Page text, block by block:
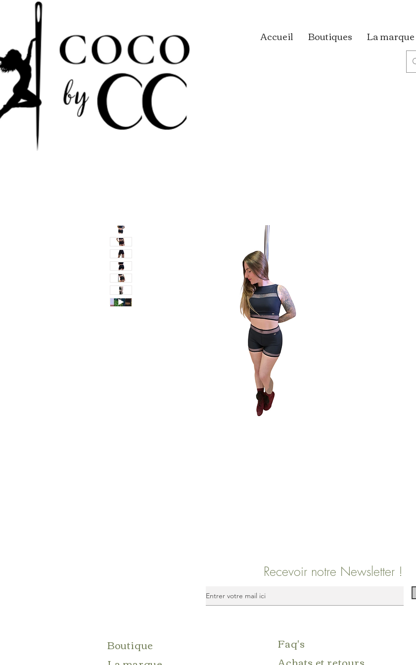
Accueil Boutiques La marque
Recevoir notre Newsletter !
Faq's
Boutique